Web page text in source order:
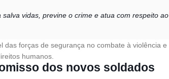
salva vidas, previne o crime e atua com respeito
das forças de segurança no combate à violência
humanos.
dos novos soldados